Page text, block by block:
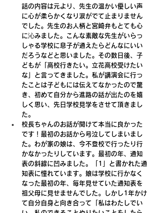
話の内容は元より、先生の温かい優しい声
に心が柔らかくなり涙がでて止まりません
でした。先生のお人柄と宮崎弁もとても心
に沁みました。こんな素敵な先生がいらっ
しゃる学校に息子が通えたらどんなにいい
だろうなどと思いました。その数日後、子
どもが「高校行きたい。立花高校受けたい
な」と言ってきました。私が講演会に行っ
たことは子どもには伝えてなかったので驚
き、初めて自分から進路の話が出たのを嬉
しく思い、先日学校見学をさせて頂きまし
た。
校長ちゃんのお話が聞けて本当に良かった
です！最初のお話から号泣してしまいまし
た。わが家の娘は、今不登校で行ったり行
かなかったりしています。最初の年、通知
表の斜線に凹みました。「1」と書かれた通
知表に憧れています。娘は学校に行かなく
なった最初の年、毎年見せていた通知表を
祖父母に見せませんでした。しかし1年かけ
て自分自身と向き合って「私はわたしでい